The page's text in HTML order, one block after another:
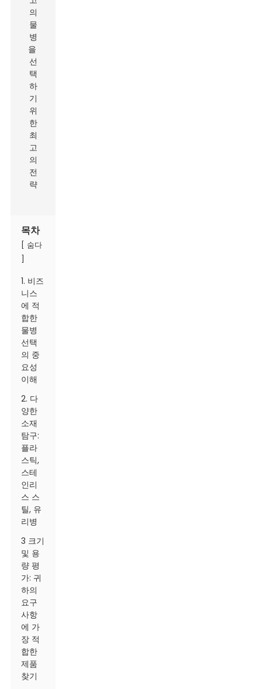
목차
숨다
1. 비즈
니스
에 적
합한
물병
선택
의 중
요성
이해
2. 다
양한
소재
탐구:
플라
스틱,
스테
인리
스 스
틸, 유
리병
3 크기
및 용
량 평
가: 귀
하의
요구
사항
에 가
장 적
합한
제품
찾기